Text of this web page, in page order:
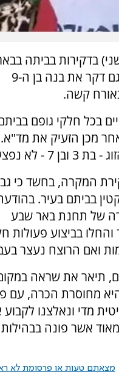
(שני) בדקירות בביתה
שבע, לפי החשד בידי בן זוגה - שגם דקר את בנה בן ה-9
קשה.
בכל חלקי גופם
מכן הזעיק את מד"א.
לא נפצעו.
המקרה, בחשד כי
בביתם בעיר.
של תחנת באר שבע
בביצוע
ואם הרוצח נעצר
תיאר את שראה
40, שוכבת כשהיא מחוסרת
מדי ונאלצנו לקבוע
8 "במצב קשה מאוד אשר
מצאתם טעות או פרסומת לא